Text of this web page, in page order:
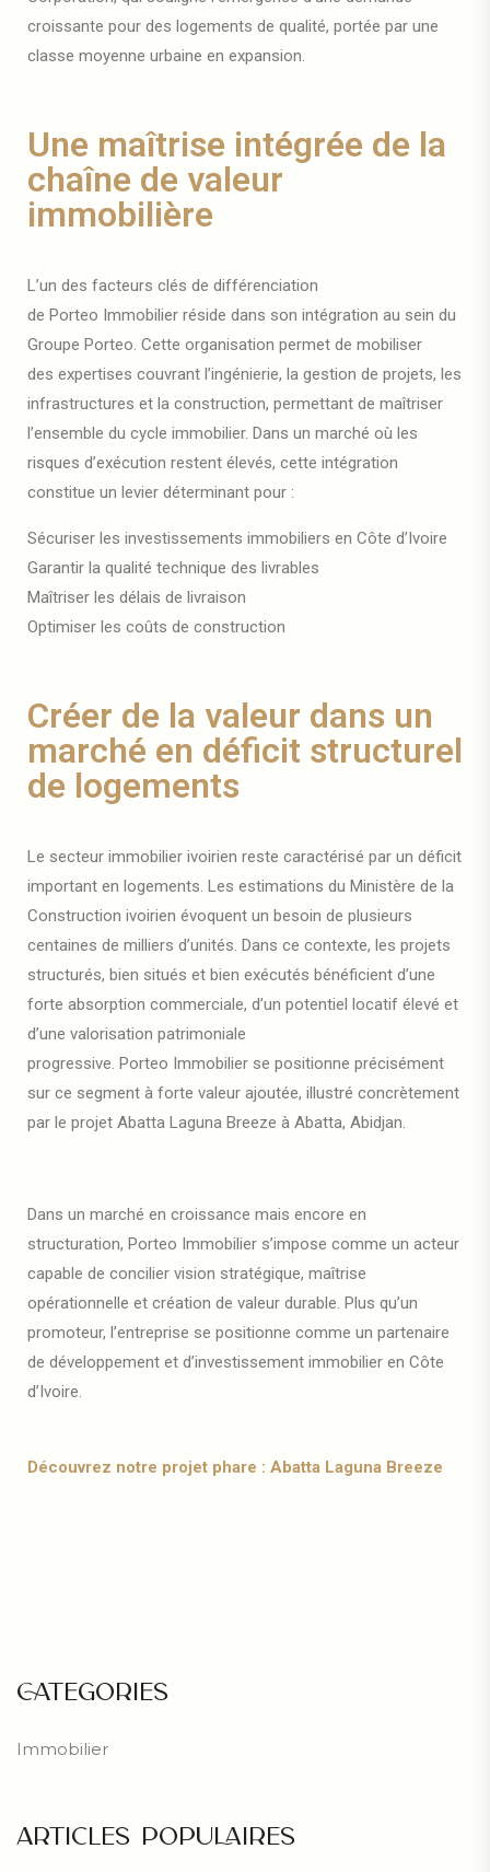
croissante pour des logements de qualité, portée par une
classe moyenne urbaine en expansion.
Une maîtrise intégrée de la
chaîne de valeur
immobilière
L’un des facteurs clés de différenciation
de Porteo Immobilier réside dans son intégration au sein du
Groupe Porteo. Cette organisation permet de mobiliser
des expertises couvrant l’ingénierie, la gestion de projets, les
infrastructures et la construction, permettant de maîtriser
l’ensemble du cycle immobilier. Dans un marché où les
risques d’exécution restent élevés, cette intégration
constitue un levier déterminant pour :
Sécuriser les investissements immobiliers en Côte d’Ivoire
Garantir la qualité technique des livrables
Maîtriser les délais de livraison
Optimiser les coûts de construction
Créer de la valeur dans un
marché en déficit structurel
de logements
Le secteur immobilier ivoirien reste caractérisé par un déficit
important en logements. Les estimations du Ministère de la
Construction ivoirien évoquent un besoin de plusieurs
centaines de milliers d’unités. Dans ce contexte, les projets
structurés, bien situés et bien exécutés bénéficient d’une
forte absorption commerciale, d’un potentiel locatif élevé et
d’une valorisation patrimoniale
progressive. Porteo Immobilier se positionne précisément
sur ce segment à forte valeur ajoutée, illustré concrètement
par le projet Abatta Laguna Breeze à Abatta, Abidjan.
Dans un marché en croissance mais encore en
structuration, Porteo Immobilier s’impose comme un acteur
capable de concilier vision stratégique, maîtrise
opérationnelle et création de valeur durable. Plus qu’un
promoteur, l’entreprise se positionne comme un partenaire
de développement et d’investissement immobilier en Côte
d’Ivoire.
Découvrez notre projet phare : Abatta Laguna Breeze
CATEGORIES
Immobilier
ARTICLES POPULAIRES